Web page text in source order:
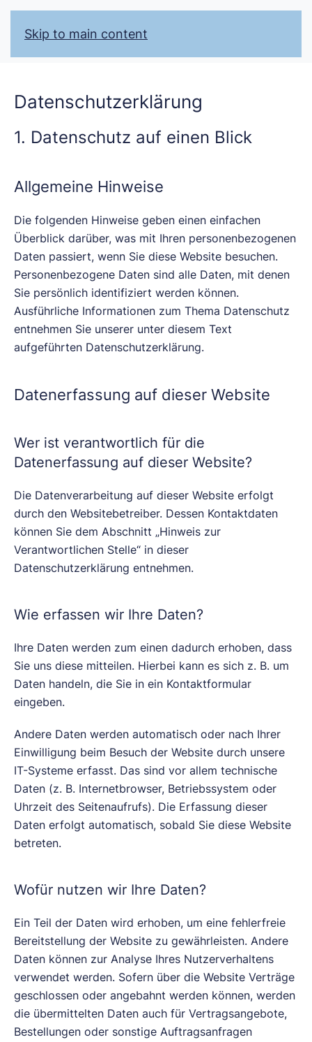
Skip to main content
Datenschutzerklärung
1. Datenschutz auf einen Blick
Allgemeine Hinweise
Die folgenden Hinweise geben einen einfachen
Überblick darüber, was mit Ihren personenbezogenen
Daten passiert, wenn Sie diese Website besuchen.
Personenbezogene Daten sind alle Daten, mit denen
Sie persönlich identifiziert werden können.
Ausführliche Informationen zum Thema Datenschutz
entnehmen Sie unserer unter diesem Text
aufgeführten Datenschutzerklärung.
Datenerfassung auf dieser Website
Wer ist verantwortlich für die
Datenerfassung auf dieser Website?
Die Datenverarbeitung auf dieser Website erfolgt
durch den Websitebetreiber. Dessen Kontaktdaten
können Sie dem Abschnitt „Hinweis zur
Verantwortlichen Stelle“ in dieser
Datenschutzerklärung entnehmen.
Wie erfassen wir Ihre Daten?
Ihre Daten werden zum einen dadurch erhoben, dass
Sie uns diese mitteilen. Hierbei kann es sich z. B. um
Daten handeln, die Sie in ein Kontaktformular
eingeben.
Andere Daten werden automatisch oder nach Ihrer
Einwilligung beim Besuch der Website durch unsere
IT-Systeme erfasst. Das sind vor allem technische
Daten (z. B. Internetbrowser, Betriebssystem oder
Uhrzeit des Seitenaufrufs). Die Erfassung dieser
Daten erfolgt automatisch, sobald Sie diese Website
betreten.
Wofür nutzen wir Ihre Daten?
Ein Teil der Daten wird erhoben, um eine fehlerfreie
Bereitstellung der Website zu gewährleisten. Andere
Daten können zur Analyse Ihres Nutzerverhaltens
verwendet werden. Sofern über die Website Verträge
geschlossen oder angebahnt werden können, werden
die übermittelten Daten auch für Vertragsangebote,
Bestellungen oder sonstige Auftragsanfragen